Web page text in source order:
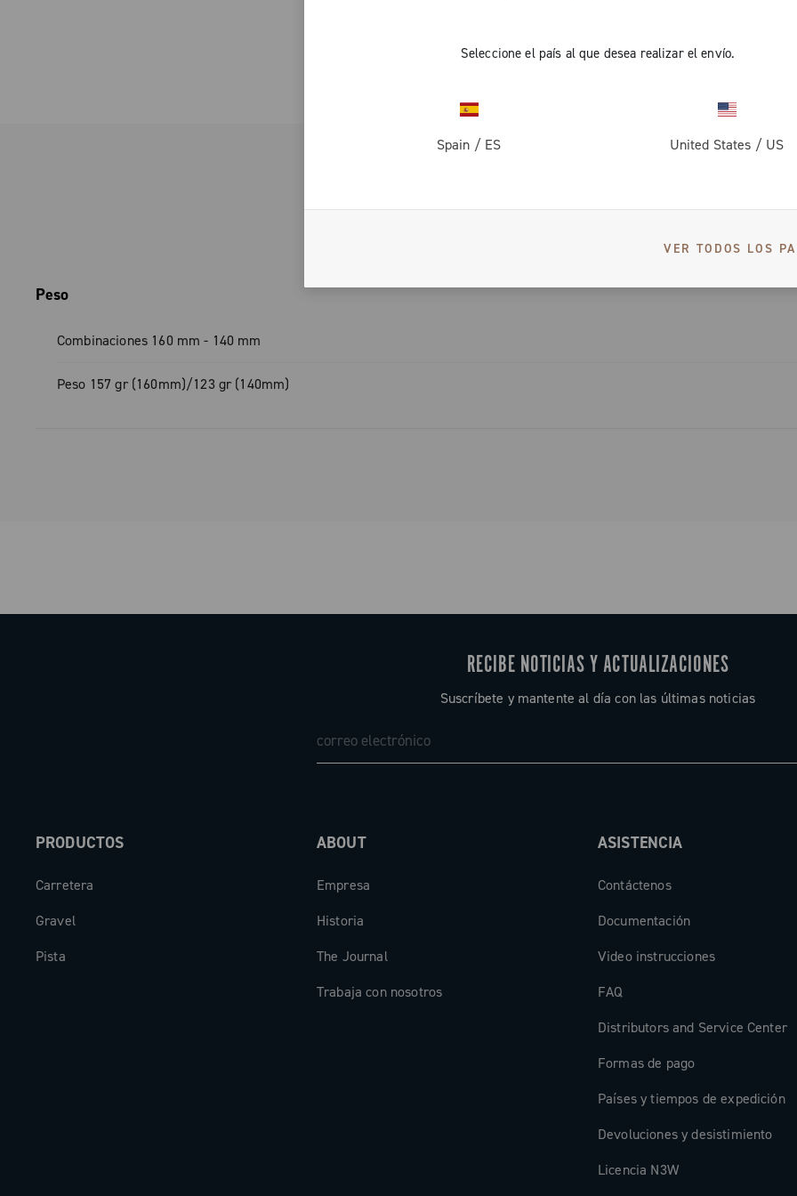
Seleccione el país al que desea realizar el envío.
Spain / ES United States / US
VER TODOS LOS
Discos de acero inoxidable templado: robustos,
de conducción y a tu bici
Peso
Combinaciones 160 mm - 140 mm
Peso 157 gr (160mm)/123 gr (140mm)
RECIBE NOTICIAS Y ACTUALIZACIONES
Suscríbete y mantente al día con las últimas noticias
PRODUCTOS
Carretera
Gravel
Pista
ABOUT
Empresa
Historia
The Journal
Trabaja con nosotros
ASISTENCIA
Contáctenos
Documentación
Video instrucciones
FAQ
Distributors and Service Center
Formas de pago
Países y tiempos de expedición
Devoluciones y desistimiento
Licencia N3W